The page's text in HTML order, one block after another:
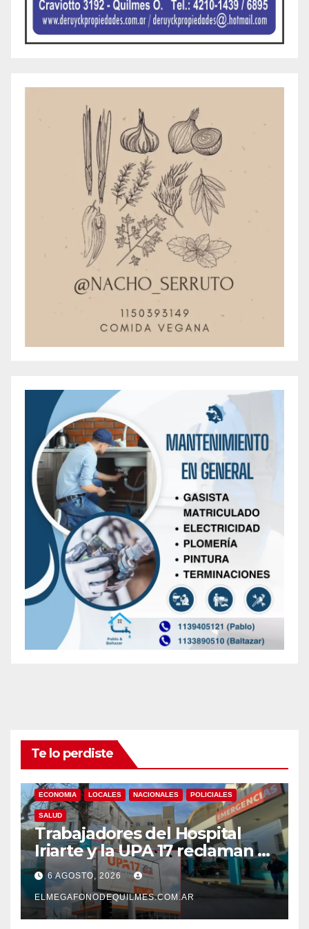
Te lo perdiste
ECONOMIA LOCALES NACIONALES POLICIALES
SALUD
Trabajadores del Hospital
Iriarte y la UPA 17 reclaman el
pase a planta de becarios y
mejoras laborales
6 AGOSTO, 2026
ELMEGAFONODEQUILMES.COM.AR